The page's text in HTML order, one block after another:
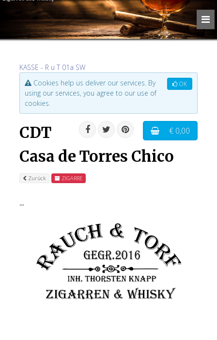
KASSE - R u T 01a SW
OK
Cookies help us deliver our services. By
using our services, you agree to our use of
cookies.
€ 0,00
CDT
Casa de Torres Chico
Zurück ZIGARRE
...